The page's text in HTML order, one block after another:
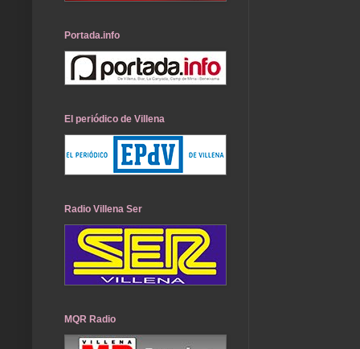
Portada.info
El periódico de Villena
Radio Villena Ser
MQR Radio